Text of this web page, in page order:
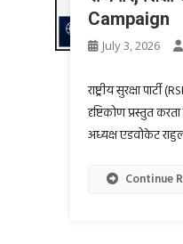
Campaign
July 3, 2026
राष्ट्रीय सुरक्षा
दृष्टिकोण प्रस्तुत करता
अध्यक्ष एडवोकेट
Continue